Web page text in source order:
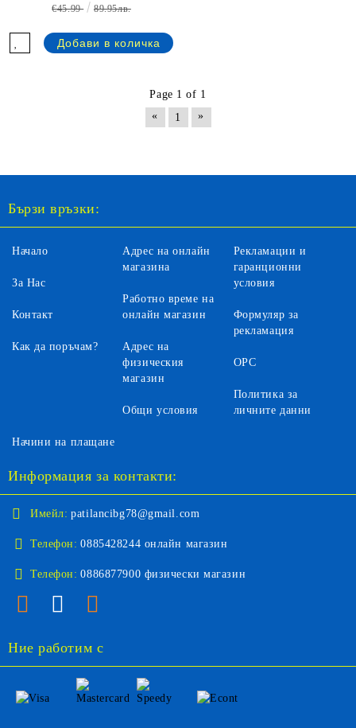
€45.99 89.95лв.
Page 1 of 1
«
1 »
Бързи връзки:
Начало
За Нас
Контакт
Как да поръчам?
Адрес на онлайн
магазина
Работно време на
онлайн магазин
Адрес на
физическия
магазин
Общи условия
Рекламации и
гаранционни
условия
Формуляр за
рекламация
ОРС
Политика за
личните данни
Начини на плащане
Информация за контакти:
Имейл: patilancibg78@gmail.com
Телефон: 0885428244 онлайн магазин
Телефон: 0886877900 физически магазин
Ние работим с